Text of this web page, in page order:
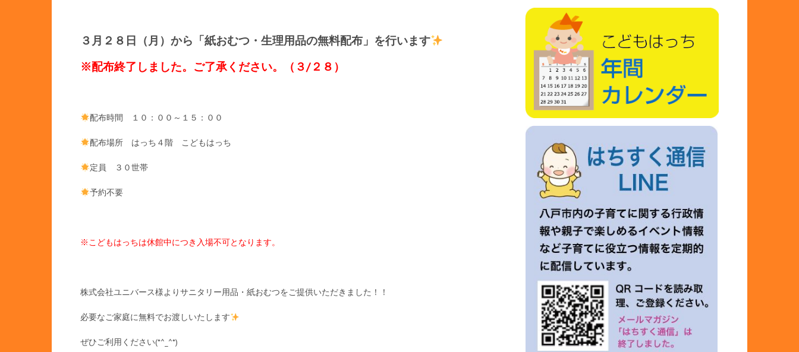
３月２８日（月）から「紙おむつ・生理用品の無料配布」を行います
※配布終了しました。ご了承ください。（３/２８）
配布時間 １０：００～１５：００
配布場所 はっち４階 こどもはっち
定員 ３０世帯
予約不要
※こどもはっちは休館中につき入場不可となります。
株式会社ユニバース様よりサニタリー用品・紙おむつをご提供いただきました！！
必要なご家庭に無料でお渡しいたします
ぜひご利用ください(*^_^*)